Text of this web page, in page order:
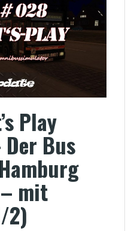
Play
Bus
mit
2)